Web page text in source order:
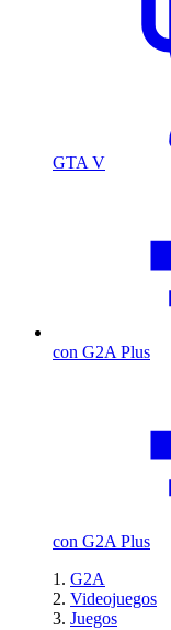
GTA V
con G2A Plus
con G2A Plus
G2A
Videojuegos
Juegos